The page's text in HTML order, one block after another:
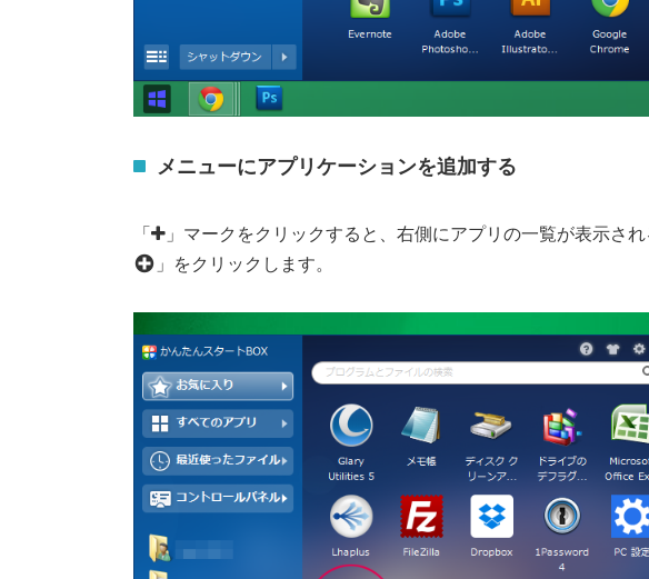
メニューにアプリケーションを追加する
「
」マークをクリックすると、右側にアプリの一覧が表示さ
」をクリックします。